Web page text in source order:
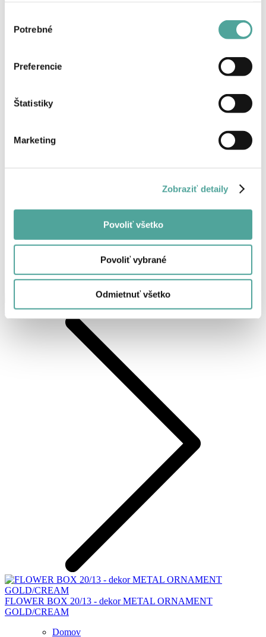
súhlasu
Potrebné
Preferencie
Štatistiky
Marketing
Zobraziť detaily
Povoliť všetko
Povoliť vybrané
Odmietnuť všetko
Späť
FLOWER BOX 20/13 - dekor MARBLE VELVET GREY
FLOWER BOX 20/13 - dekor METAL ORNAMENT
GOLD/CREAM
Domov